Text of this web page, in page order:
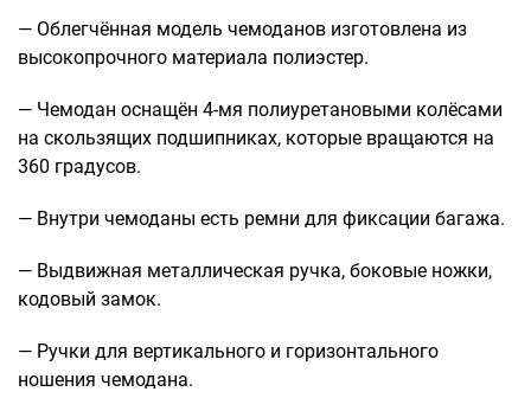
Рюкзаки городские
Рюкзаки школьные
Рюкзаки подростковые
Ранцы школьные
Рюкзаки для охоты-рыбалки
Рюкзаки на колесах
— Облегчённая модель чемоданов изготовлена из
высокопрочного материала полиэстер.
— Чемодан оснащён 4-мя полиуретановыми колёсами
на скользящих подшипниках, которые вращаются на
360 градусов.
— Внутри чемоданы есть ремни для фиксации багажа.
— Выдвижная металлическая ручка, боковые ножки,
кодовый замок.
— Ручки для вертикального и горизонтального
ношения чемодана.